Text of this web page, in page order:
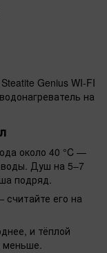
Genius WI-FI
на
около 40 °C —
воды. Душ на 5–7
подряд.
его на
и тёплой
меньше.